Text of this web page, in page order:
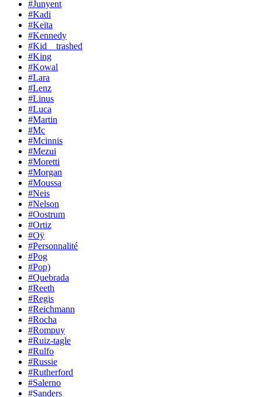
#Junyent
#Kadi
#Keïta
#Kennedy
#Kid__trashed
#King
#Kowal
#Lara
#Lenz
#Linus
#Luca
#Martin
#Mc
#Mcinnis
#Mezui
#Moretti
#Morgan
#Moussa
#Neis
#Nelson
#Oostrum
#Ortiz
#Oÿ
#Personnalité
#Pog
#Pop)
#Quebrada
#Reeth
#Regis
#Reichmann
#Rocha
#Rompuy
#Ruiz-tagle
#Rulfo
#Russie
#Rutherford
#Salerno
#Sanders